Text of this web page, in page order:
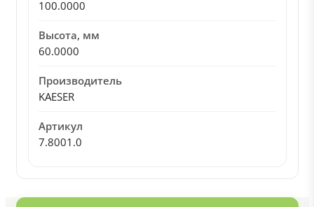
100.0000
Высота, мм
60.0000
Производитель
KAESER
Артикул
7.8001.0